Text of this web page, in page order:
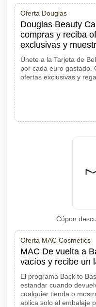
Oferta Douglas
Douglas Beauty
compras y reciba
exclusivas y
Únete a la Tarjeta de
por cada euro gastado.
ofertas exclusivas y
Cúpon
Oferta MAC Cosmetics
MAC De vuelta a
vacíos y recibe un
El programa Back to
estandar cuando
cualquier tienda o
aplica solo al embalaje